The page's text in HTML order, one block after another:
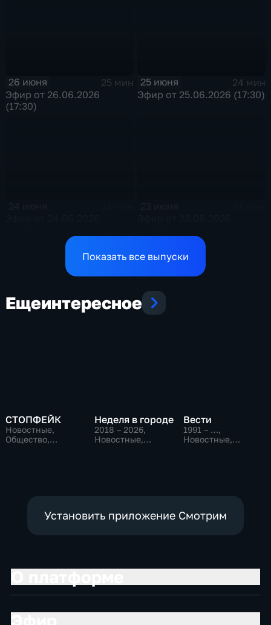
26 июня
25 мин
Эфир от 26.06.2026
(17:30)
25 июня
24 мин
Эфир от 25.06.2026 (17:30)
Показать все выпуски
Ещеинтересное
СТОПФЕЙК
Новостные,
Общество,
Неделя в городе
2018 – 2026,
Новостные,
Вести
1991 – …,
Новостные,
Установить приложение Смотрим